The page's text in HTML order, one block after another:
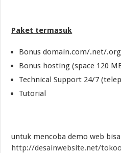
Paket termasuk
Bonus domain.com/.net/
Bonus hosting (space 120
Technical Support 24/7
Tutorial
untuk mencoba demo web
http://desainwebsite.net/